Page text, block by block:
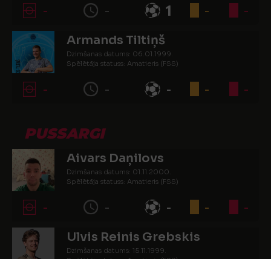
- - 1 - -
Armands Tiltiņš
Dzimšanas datums: 06.01.1999.
Spēlētāja statuss: Amatieris (FSS)
- - - - -
PUSSARGI
Aivars Daņilovs
Dzimšanas datums: 01.11.2000.
Spēlētāja statuss: Amatieris (FSS)
- - - - -
Ulvis Reinis Grebskis
Dzimšanas datums: 15.11.1999.